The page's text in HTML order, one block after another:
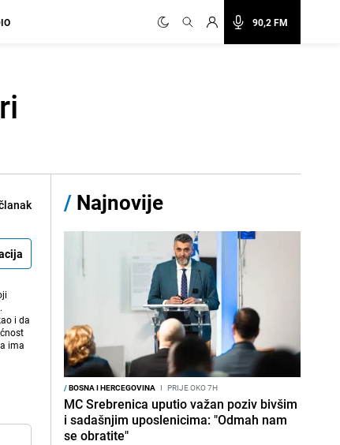
90,2 FM
i da
ima
/ Najnovije
/BOSNA I HERCEGOVINA I PRIJE OKO 7H
MC Srebrenica uputio važan poziv bivšim
i sadašnjim uposlenicima: "Odmah nam
se obratite"